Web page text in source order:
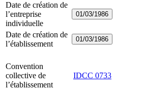
Date de création de
l’entreprise
individuelle
01/03/1986
Date de création de
l’établissement
01/03/1986
Convention
collective de
l’établissement
IDCC 0733